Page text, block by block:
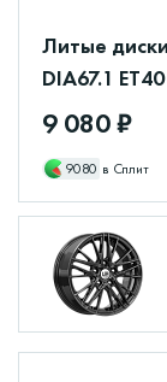
Литые
DIA67.1
9 080 ₽
9080 в Сплит